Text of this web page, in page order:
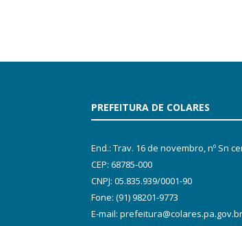
PREFEITURA DE COLARES
End.: Trav. 16 de novembro, nº Sn
CEP: 68785-000
CNPJ: 05.835.939/0001-90
Fone: (91) 98201-9773
E-mail: prefeitura@colares.pa.gov.br